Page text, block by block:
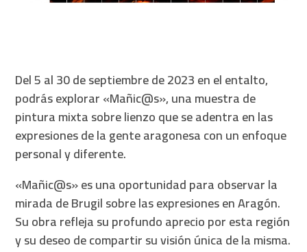
Del 5 al 30 de septiembre de 2023 en el entalto,
podrás explorar «Mañic@s», una muestra de
pintura mixta sobre lienzo que se adentra en las
expresiones de la gente aragonesa con un enfoque
personal y diferente.
«Mañic@s» es una oportunidad para observar la
mirada de Brugil sobre las expresiones en Aragón.
Su obra refleja su profundo aprecio por esta región
y su deseo de compartir su visión única de la misma.